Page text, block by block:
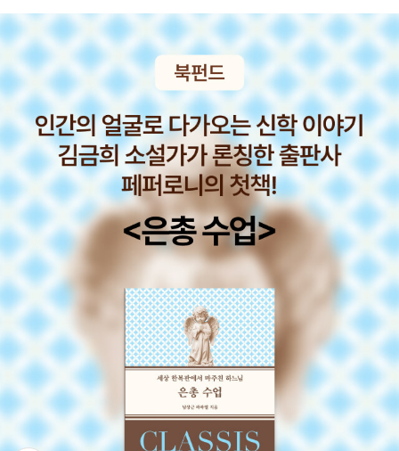
만해진다.*에세이 국내 정희진 샘의 <새로운 언어를 위해서 쓴다>참
어른들이 곁을 다 떠나가는 기분이 드는 요즘, 정희진 선생님은 좀 더
오래 오래 곁에 있어 주셨음 싶은 생각이 들곤 한다. 책을 읽을 때마다
그러한 생각이 간절하게 드는 것이다.지식도 그러하거니와, 그 분의
삶 자체를 존경하게 만든다.이 책은 다른 책들에 비해 많이 어렵지 않
아 재밌게? 읽을 수 있다.시리즈 중 유일하게 이 책 한 권만 읽었다.올
해는 시리즈를 다 읽어볼 예정이다. 황정은의 <일기>황정은은 황정
은이다.어느 분의 리뷰에서 읽은 대목인데 나도 공감하는 문구였다.
예전에 팟캐스트를 듣다가 황정은이 문득 이런 이야기를 꺼내던데 듣
다가 혼자 웃었다.내가 황정은이긴 하지만, 내가 어떤 사람인지 나도
잘 모르는데...란 내용이었던 것 같다.웃다가 그러한 말도 황정은 답
다!라는 생각을 했었다.황정은을 모르겠는 사람은 <일기>를 읽어본
다면 황정은이 어떤 사람인지 단박에 알게 될 것이다.황정은은 황정
은일 수밖에 없다. 정의석 <병원의 밥, 미음>띵 시리즈 중 한 권으로
음식에 관한 에세이집인데 이 책은 병원의 밥에 관한 의사 작가가 쓴
에세이집이다. 코로나 초기 시절 의료진의 활약이 대단했었다. 물론
지금도 그들은 일선에서 노고가 클 것이다.하지만 위드 코로나가 되
었고, 워낙 무덤덤해진 탓에 의료진들에 대한 노고에도 조금은 무감
정원가이자 시인으로서의 에밀리 디킨슨에 대해 이야기하는 책이
다. 이 책속의 에밀리는 좀 더 그녀의 시와 비슷하다는 생각을 하게 된
다. 그녀의 시 속에서 에밀리 디킨슨은 굉장히 독립적이고 자존감이
강한 여성으로 보인다. 그리고 그런 자신의 모습을 자신만만하게 내
보일수 있는 적극성까지 가지고 있는 모습 말이다. 흔히 에밀리 디킨
슨에 대해 사람들이 품고 있는 환상같은 이미지를 이 책에서는 다음
과 같이 표현한다.1886년 시인이 사망한 이래, 시인의 심리가 분석
대상이 되면서 시인은 수도원에 칩거하던 중세 신비주의자에 비유되
기도 하고 '다락방의 미친 여성'이라 불리기도 했다. 단지 수도원이 없
었을 뿐이다. - 12쪽 하지만 평생동안 집안의 정원을 가꾸고 정원의
식물과 곤충, 동물들에 대한 시를 썼던 에밀리 디킨슨의 모습은 사뭇
다르다. 야외의 많은 아름다운 꽃들을 가꾸고 연구하고 그것을 압화
로 만들고 표본을 만들었다. 그리고 자신이 만든 꽃 표본이나 꽃을 편
지와 함께 주변에 보내는 활동도 굉장히 열심히 했다. 이런 교류를 위
한 편지나 활동을 보면 다른 사람과 소통하는 방식이 다를 뿐이지 소
통의 어려움을 겪거나 꺼려하는 사람이라고 생각하기 어려울 정도
다. 민들레의 가녀린 대롱에풀들이 놀라고 ㅡ겨울은 바로무한의 탄식
들. 국민 시인 안도현의 시들은 읽기에 편하다. 그럴 수 있는 것은 뜬
구름 잡는 이야기가 아닌 생활밀착형 시를 쓰기 때문이다. 소박하고
구수하고 따스하다. 안도현의 '시적인 순간'은 이렇게 탄생했다. ​'시에
서 묘사에 충실해야 하는 이유는 대상의 현상을 생생하게 그리기 위
해서만이 아니라 그 묘사의 생생함이 대상의 본질에 이르는 관문이기
때문이다. 묘사를 통해 대상과 시적 화자는 일정한 거리를 유지하게
된다.'( <고백> 201쪽) ​ ​4. 이규리 시집 『당신은 첫 눈입니까』 『최선
은 그런 것이에요』이 두 시집도 syo의 페이퍼에서 발견한 것이다. 지
난 해 12월 <당신은 첫 눈입니까>를 읽고 참 좋아서 내처 이전 시집
까지 읽었더랬다. 이 시인의 시가 좋았던 것은 인간을 보는 눈은 예리
하되 인간을 대하는 태도는 부드럽고, 삶의 속성은 날카롭게 파헤치
되 삶을 살아내는 존재들은 다정하게 감싸고 있었기 때문이었다.​​누가
알고 있었을까 불안이 꽃을 피운다는 걸 / . . . . . . 흔들리면서 일어나
면서 / ​불안도 꽃인 것을 (<불안도 꽃> 중) ​5. 허수경 『누구도 기억
하지 않는 역에서』 허수경 시인하면 늘 떠오르는 글자가 '고독'이다.
시인이 죽기 2년 전에 출간되어서인지, 허 시인이 독자들에게 보내는
작별 인사 같다는 느낌이 드는 시집이었다. 시인의 고독의 정수를 맛
본 듯도 했다. 예전에 읽은 『혼자 가는 먼 집』 보다 훨씬 잘 읽혔고, 훨
를 쓰는 것이 곧 희망‘이지 않았을까.